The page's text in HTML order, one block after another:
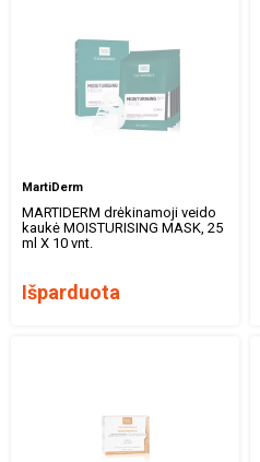
MartiDerm
MARTIDERM drėkinamoji veido
kaukė MOISTURISING MASK, 25
ml X 10 vnt.
Išparduota